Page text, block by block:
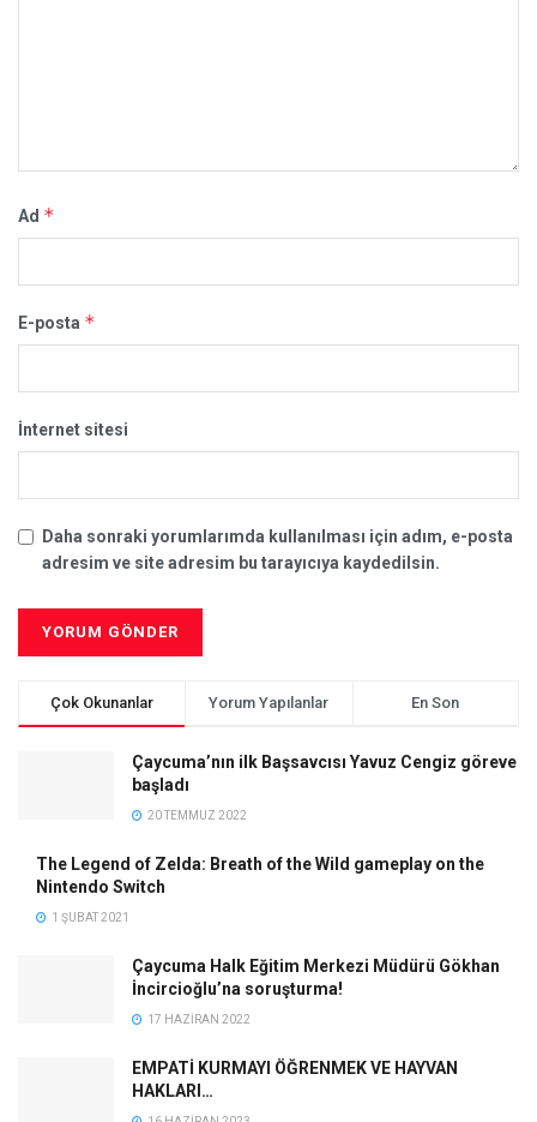
Ad *
E-posta *
İnternet sitesi
Daha sonraki yorumlarımda kullanılması için adım, e-posta
adresim ve site adresim bu tarayıcıya kaydedilsin.
Çok Okunanlar Yorum Yapılanlar En Son
Çaycuma’nın ilk Başsavcısı Yavuz Cengiz göreve
başladı
20 TEMMUZ 2022
The Legend of Zelda: Breath of the Wild gameplay on the
Nintendo Switch
1 ŞUBAT 2021
Çaycuma Halk Eğitim Merkezi Müdürü Gökhan
İncircioğlu’na soruşturma!
17 HAZIRAN 2022
EMPATİ KURMAYI ÖĞRENMEK VE HAYVAN
HAKLARI…